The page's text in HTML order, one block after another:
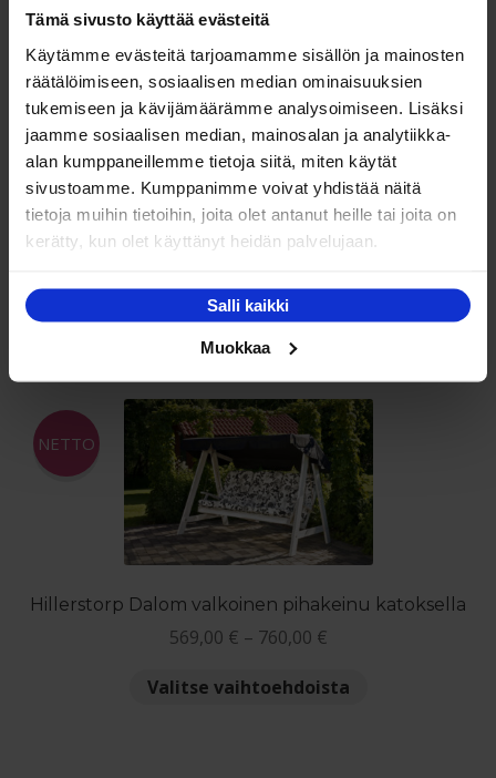
Tämä sivusto käyttää evästeitä
Käytämme evästeitä tarjoamamme sisällön ja mainosten
räätälöimiseen, sosiaalisen median ominaisuuksien
tukemiseen ja kävijämäärämme analysoimiseen. Lisäksi
jaamme sosiaalisen median, mainosalan ja analytiikka-
alan kumppaneillemme tietoja siitä, miten käytät
sivustoamme. Kumppanimme voivat yhdistää näitä
tietoja muihin tietoihin, joita olet antanut heille tai joita on
kerätty, kun olet käyttänyt heidän palvelujaan.
Salli kaikki
Muokkaa
Voit
tehdä
valinnat
tuotteen
sivulla.
Hillerstorp Dalom ruskea pihakeinu katoksella
NETTO
568,00 € – 760,00€Hintaluokka:
Valitse vaihtoehdoista
Tällä
tuotteella
useampi
muunnelma.
Voit
tehdä
valinnat
Hillerstorp Dalom valkoinen pihakeinu katoksella
NETTO
569,00 € – 760,00 €
-
Valitse vaihtoehdoista